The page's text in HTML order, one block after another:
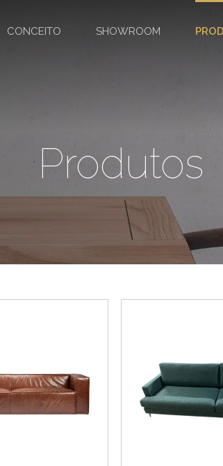
CONCEITO SHOWROOM
Produtos